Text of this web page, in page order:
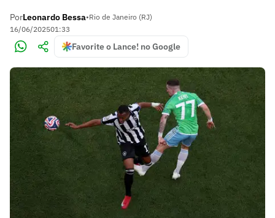
PorLeonardo Bessa•Rio de Janeiro (RJ)
16/06/202501:33
Favorite o Lance! no Google